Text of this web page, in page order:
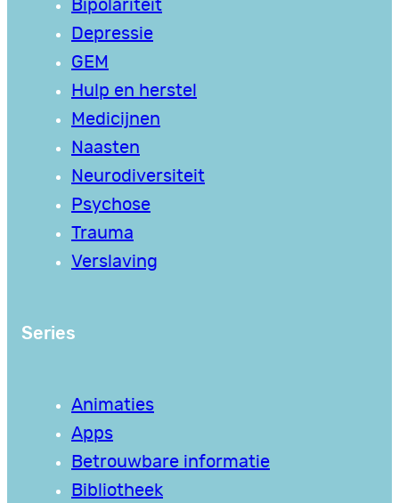
Bipolariteit
Depressie
GEM
Hulp en herstel
Medicijnen
Naasten
Neurodiversiteit
Psychose
Trauma
Verslaving
Series
Animaties
Apps
Betrouwbare informatie
Bibliotheek